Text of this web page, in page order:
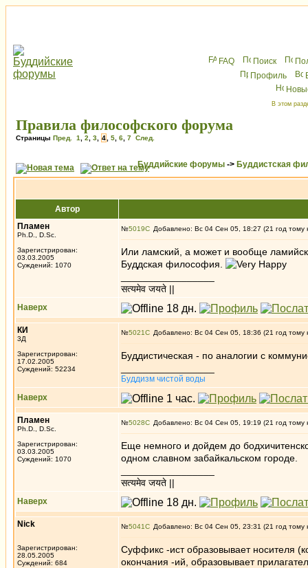
FAQ Поиск
Профиль
В этом
Правила философского форума
Страницы Пред. 1 2 3 4 5 6 7 След.
Буддийские форумы -> Буддистская
Автор
Пламен
Ph.D., D.Sc.
Зарегистрирован:
03.03.2005
Суждений: 1070
№5019 Добавлено: Вс 04 Сен 05, 18:27 (21 год тому
Или ламский, а может и вообще
Буддская философия.
सत्यमेव जयते ||
Наверх
КИ
3Д
Зарегистрирован:
17.02.2005
Суждений: 52234
№5021 Добавлено: Вс 04 Сен 05, 18:36 (21 год тому
Буддистическая - по аналогии с
Буддизм чистой воды
Наверх
Пламен
Ph.D., D.Sc.
Зарегистрирован:
03.03.2005
Суждений: 1070
№5028 Добавлено: Вс 04 Сен 05, 19:19 (21 год тому
Еще немного и дойдем до
одном славном забайкальском городе.
सत्यमेव जयते ||
Наверх
Nick
Зарегистрирован:
28.05.2005
Суждений: 684
№5041 Добавлено: Вс 04 Сен 05, 23:31 (21 год тому
Суффикс -ист образовывает носителя
окончания -ий, образовывает